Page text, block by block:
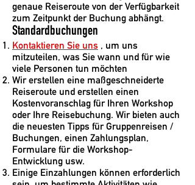
genaue Reiseroute von der Verfügbarkeit
zum Zeitpunkt der Buchung abhängt.
Standardbuchungen
Kontaktieren Sie uns , um uns
mitzuteilen, was Sie wann und für wie
viele Personen tun möchten
Wir erstellen eine maßgeschneiderte
Reiseroute und erstellen einen
Kostenvoranschlag für Ihren Workshop
oder Ihre Reisebuchung. Wir bieten auch
die neuesten Tipps für Gruppenreisen /
Buchungen, einen Zahlungsplan,
Formulare für die Workshop-
Entwicklung usw.
Einige Einzahlungen können erforderlich